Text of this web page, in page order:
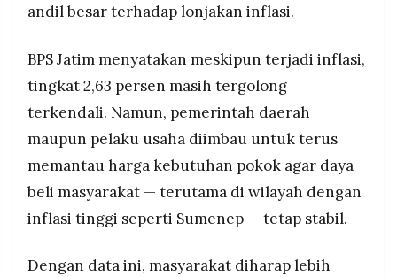
andil besar terhadap lonjakan inflasi.
BPS Jatim menyatakan meskipun terjadi inflasi,
tingkat 2,63 persen masih tergolong
terkendali. Namun, pemerintah daerah
maupun pelaku usaha diimbau untuk terus
memantau harga kebutuhan pokok agar daya
beli masyarakat — terutama di wilayah dengan
inflasi tinggi seperti Sumenep — tetap stabil.
Dengan data ini, masyarakat diharap lebih